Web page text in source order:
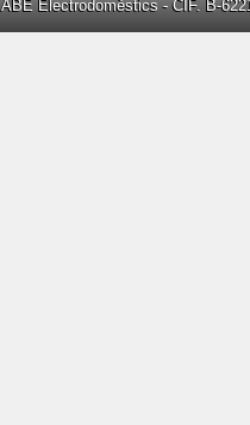
ABE Electrodomèstics - CIF. B-